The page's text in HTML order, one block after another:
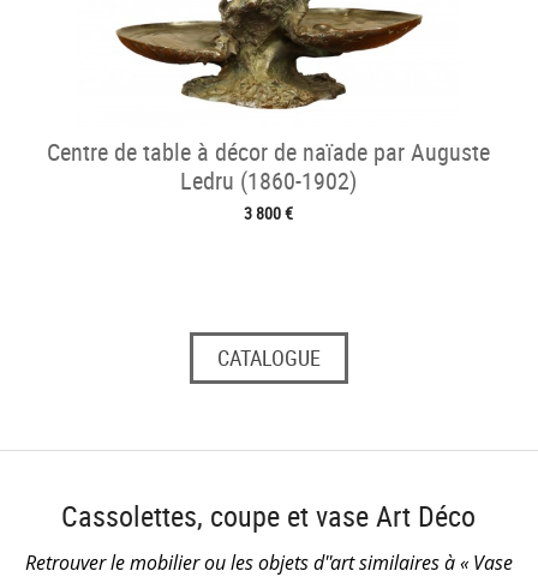
Centre de table à décor de naïade par Auguste
Ledru (1860-1902)
3 800 €
CATALOGUE
Cassolettes, coupe et vase Art Déco
Retrouver le mobilier ou les objets d''art similaires à « Vase